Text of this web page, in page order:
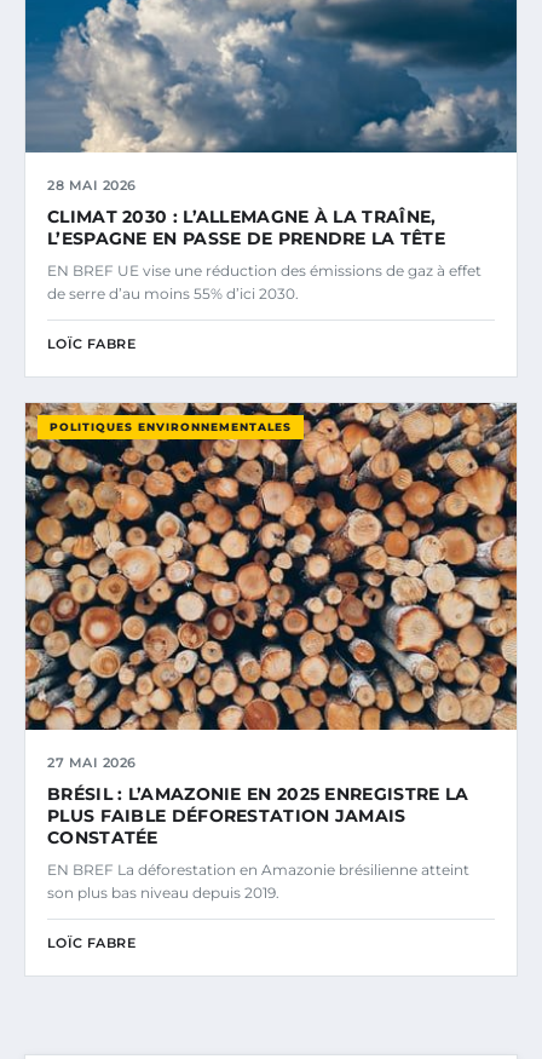
28 MAI 2026
CLIMAT 2030 : L’ALLEMAGNE À LA TRAÎNE,
L’ESPAGNE EN PASSE DE PRENDRE LA TÊTE
EN BREF UE vise une réduction des émissions de gaz à effet
de serre d’au moins 55% d’ici 2030.
LOÏC FABRE
POLITIQUES ENVIRONNEMENTALES
27 MAI 2026
BRÉSIL : L’AMAZONIE EN 2025 ENREGISTRE LA
PLUS FAIBLE DÉFORESTATION JAMAIS
CONSTATÉE
EN BREF La déforestation en Amazonie brésilienne atteint
son plus bas niveau depuis 2019.
LOÏC FABRE